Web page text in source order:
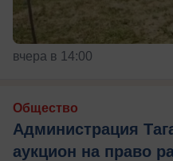
вчера в 14:00
Общество
Администрация
аукцион на право